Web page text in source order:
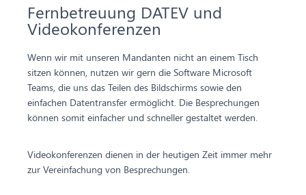
Fernbetreuung DATEV und
Videokonferenzen
Wenn wir mit unseren Mandanten nicht an einem Tisch
sitzen können, nutzen wir gern die Software Microsoft
Teams, die uns das Teilen des Bildschirms sowie den
einfachen Datentransfer ermöglicht. Die Besprechungen
können somit einfacher und schneller gestaltet werden.
Videokonferenzen dienen in der heutigen Zeit immer mehr
zur Vereinfachung von Besprechungen.